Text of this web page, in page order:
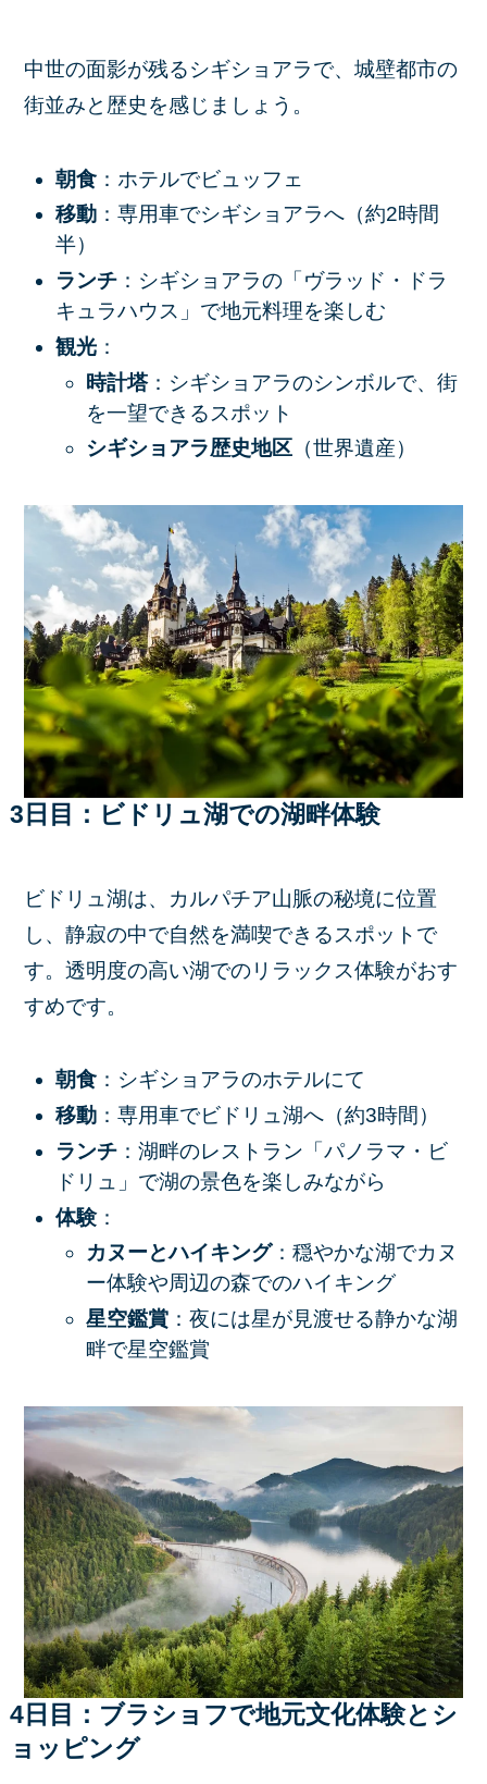
中世の面影が残るシギショアラで、城壁都市の
街並みと歴史を感じましょう。
朝食：ホテルでビュッフェ
移動：専用車でシギショアラへ（約2時間
半）
ランチ：シギショアラの「ヴラッド・ドラ
キュラハウス」で地元料理を楽しむ
観光：
時計塔：シギショアラのシンボルで、街
を一望できるスポット
シギショアラ歴史地区（世界遺産）
3日目：ビドリュ湖での湖畔体験
ビドリュ湖は、カルパチア山脈の秘境に位置
し、静寂の中で自然を満喫できるスポットで
す。透明度の高い湖でのリラックス体験がおす
すめです。
朝食：シギショアラのホテルにて
移動：専用車でビドリュ湖へ（約3時間）
ランチ：湖畔のレストラン「パノラマ・ビ
ドリュ」で湖の景色を楽しみながら
体験：
カヌーとハイキング：穏やかな湖でカヌ
ー体験や周辺の森でのハイキング
星空鑑賞：夜には星が見渡せる静かな湖
畔で星空鑑賞
4日目：ブラショフで地元文化体験とシ
ョッピング